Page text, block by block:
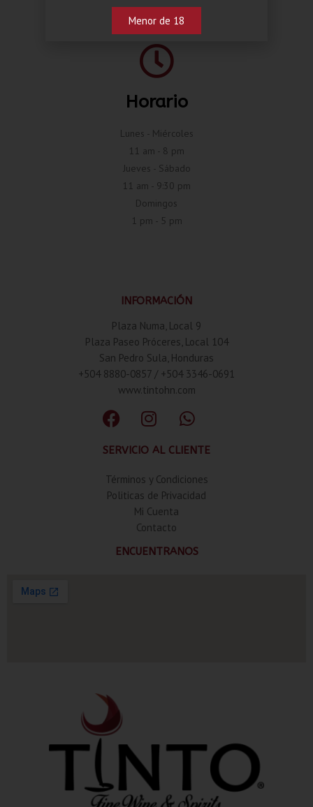
Horario
Lunes - Miércoles
11 am - 8 pm
Jueves - Sábado
11 am - 9:30 pm
Domingos
1 pm - 5 pm
INFORMACIÓN
Plaza Numa, Local 9
Plaza Paseo Próceres, Local 104
San Pedro Sula, Honduras
+504 8880-0857 / +504 3346-0691
www.tintohn.com
SERVICIO AL CLIENTE
Términos y Condiciones
Politicas de Privacidad
Mi Cuenta
Contacto
ENCUENTRANOS
Menor de 18